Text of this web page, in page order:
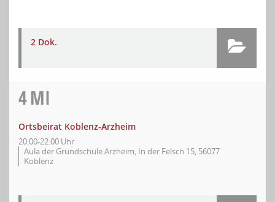
2 Dok.
4MI
Ortsbeirat Koblenz-Arzheim
20:00-22:00 Uhr
Aula der Grundschule Arzheim, In der Felsch 15, 56077
Koblenz